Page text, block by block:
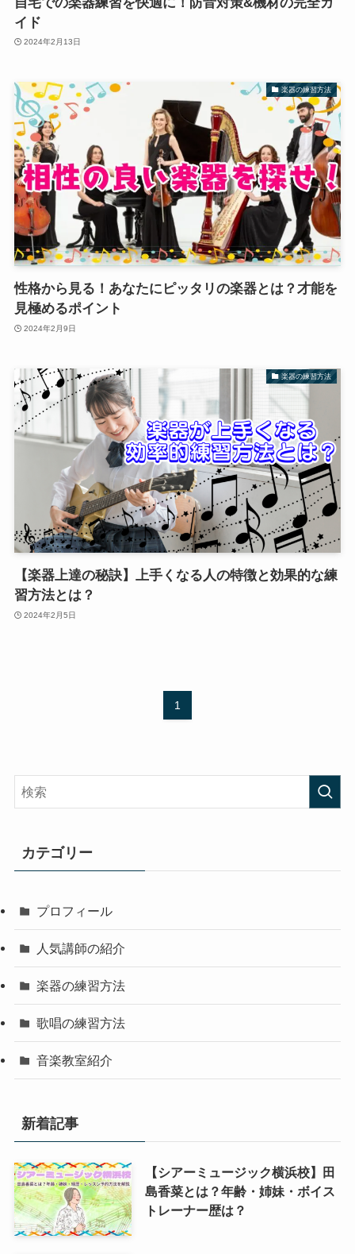
イド
2024年2月13日
楽器の練習方法
性格から見る！あなたにピッタリの楽器とは？才能を
見極めるポイント
2024年2月9日
楽器の練習方法
【楽器上達の秘訣】上手くなる人の特徴と効果的な練
習方法とは？
2024年2月5日
1
カテゴリー
プロフィール
人気講師の紹介
楽器の練習方法
歌唱の練習方法
音楽教室紹介
新着記事
【シアーミュージック横浜校】田
島香菜とは？年齢・姉妹・ボイス
トレーナー歴は？